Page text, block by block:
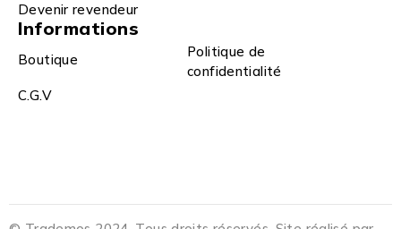
Devenir revendeur
Informations
Boutique
Politique de
confidentialité
C.G.V